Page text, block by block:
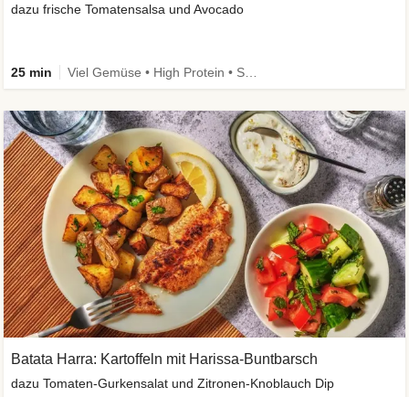
dazu frische Tomatensalsa und Avocado
25 min
Batata Harra: Kartoffeln mit Harissa-Buntbarsch
dazu Tomaten-Gurkensalat und Zitronen-Knoblauch Dip